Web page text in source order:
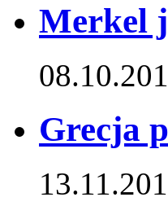
Merkel
Grecja